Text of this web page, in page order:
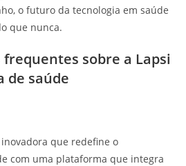
o futuro da tecnologia em saúde
que nunca.
frequentes sobre a Lapsi
de saúde
que redefine o
com uma plataforma que integra